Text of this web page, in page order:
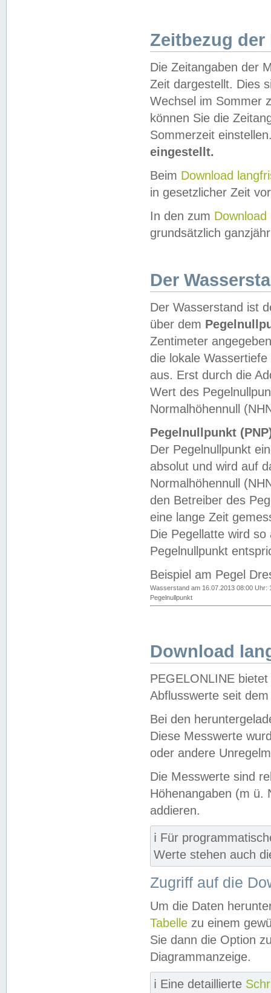
Zeitbezug der
Die Zeitangaben der
Zeit dargestellt. Dies
Wechsel im Sommer
können Sie die
Sommerzeit
eingestellt.
Beim Download
in gesetzlicher Zeit
In den zum Download
grundsätzlich
Der
Der Wasserstand ist
über dem
Zentimeter
die lokale
aus. Erst durch die
Wert des
Normalhöhennull
Pegelnullpunkt
Der Pegelnullpunkt
absolut und wird auf
Normalhöhennull
den Betreiber des
eine lange Zeit
Die Pegellatte wird
Pegelnullpunkt
Beispiel am Pegel
Wasserstand am 16.07.2013 08:00 Uhr:
Pegelnullpunkt
Download
PEGELONLINE
Abflusswerte seit
Bei den
Diese Messwerte
oder andere
Die Messwerte sind
Höhenangaben (m ü.
addieren.
ℹ️ Für
Werte stehen auch
Zugriff auf die
Um die Daten
Tabelle zu einem
Sie dann die Option
Diagrammanzeige.
ℹ️ Eine detaillierte